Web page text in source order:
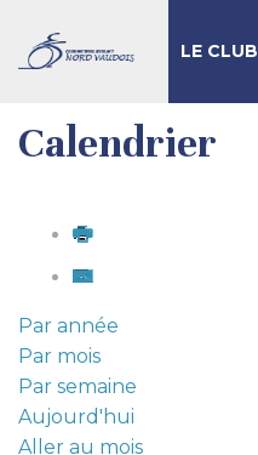
LE CLUB
Calendrier
Par année
Par mois
Par semaine
Aujourd'hui
Aller au mois